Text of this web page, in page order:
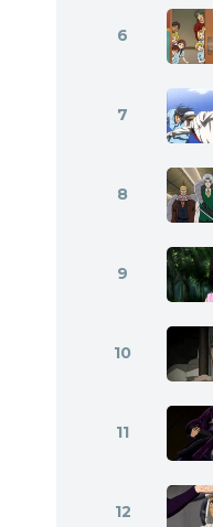
6
7
8
9
10
11
12